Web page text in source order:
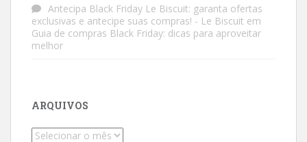
Antecipa Black Friday Le Biscuit: garanta ofertas
exclusivas e antecipe suas compras! - Le Biscuit em
Guia de compras Black Friday: dicas para aproveitar
melhor
ARQUIVOS
Arquivos